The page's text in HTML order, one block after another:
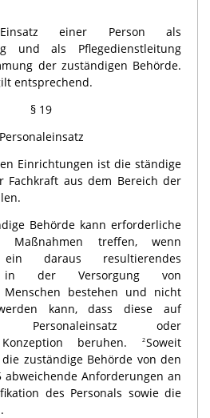
einer Person als
und als Pflegedienstleitung
der zuständigen Behörde.
entsprechend.
§ 19
Personaleinsatz
Einrichtungen ist die ständige
Fachkraft aus dem Bereich der
Behörde kann erforderliche
Maßnahmen treffen, wenn
daraus resultierendes
in der Versorgung von
Menschen bestehen und nicht
kann, dass diese auf
Personaleinsatz oder
beruhen.
2Soweit
zuständige Behörde von den
Anforderungen an
des Personals sowie die